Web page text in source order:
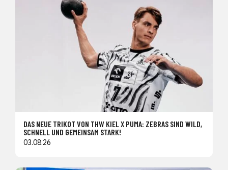
DAS NEUE TRIKOT VON THW KIEL X PUMA: ZEBRAS SIND WILD,
SCHNELL UND GEMEINSAM STARK!
03.08.26